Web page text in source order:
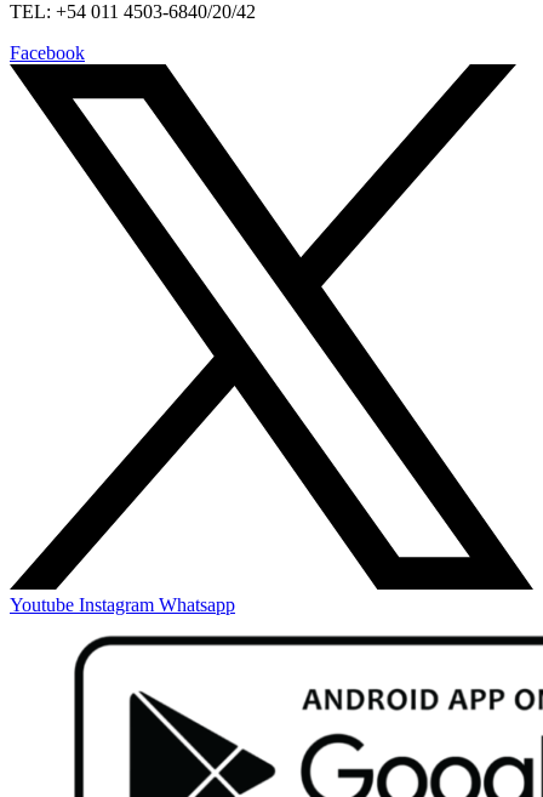
TEL: +54 011 4503-6840/20/42
Facebook
Youtube Instagram Whatsapp